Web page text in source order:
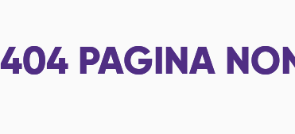
404 PAGINA